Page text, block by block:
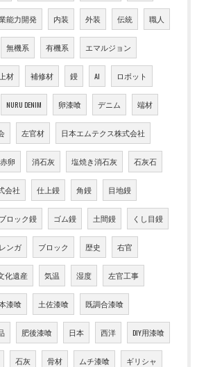
能力開発 内装 外装 伝統 職人
無機系 有機系 エマルジョン
材 補修材 鏝 AI ロボット
NURU DENIM 卵漆喰 デニム 端材
左官材 日本エムテクス株式会社
赤卵 消石灰 塩焼き消石灰 石灰石
会社 仕上鏝 角鏝 目地鏝
ブロック鏝 ゴム鏝 土間鏝 くし目鏝
レンガ ブロック 歴史 右官
化遺産 気温 湿度 左官工事
漆喰 土佐漆喰 既調合漆喰
肥後漆喰 日本 西洋 DIY用漆喰
石灰 骨材 ムチ漆喰 ギリシャ